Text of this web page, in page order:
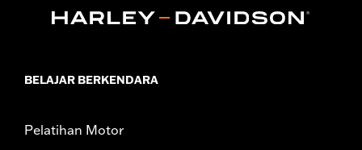
BELAJAR BERKENDARA
Pelatihan Motor